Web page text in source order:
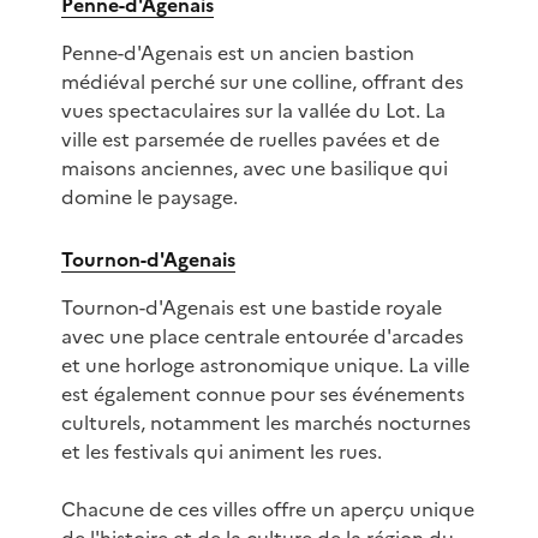
Penne-d'Agenais est un ancien bastion
médiéval perché sur une colline, offrant des
vues spectaculaires sur la vallée du Lot. La
ville est parsemée de ruelles pavées et de
maisons anciennes, avec une basilique qui
domine le paysage.
Tournon-d'Agenais
Tournon-d'Agenais est une bastide royale
avec une place centrale entourée d'arcades
et une horloge astronomique unique. La ville
est également connue pour ses événements
culturels, notamment les marchés nocturnes
et les festivals qui animent les rues.
Chacune de ces villes offre un aperçu unique